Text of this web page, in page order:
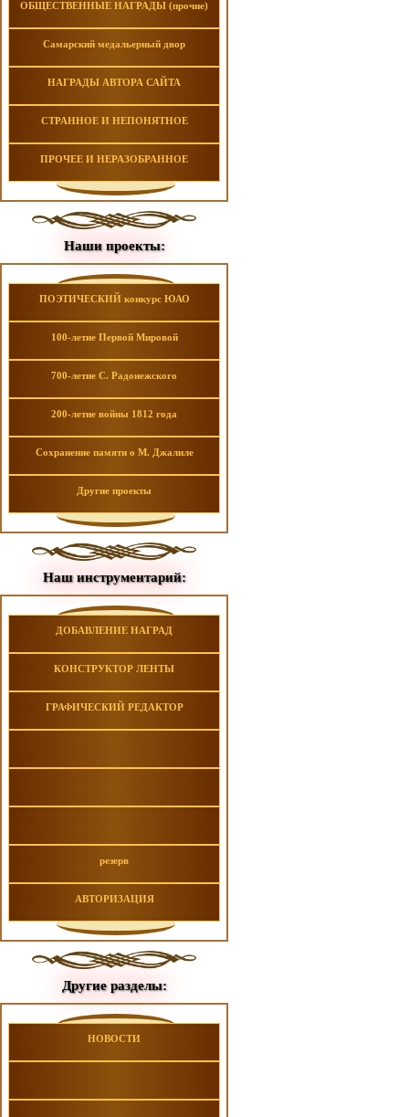
ОБЩЕСТВЕННЫЕ НАГРАДЫ (прочие)
Самарский медальерный двор
НАГРАДЫ АВТОРА САЙТА
СТРАННОЕ И НЕПОНЯТНОЕ
ПРОЧЕЕ И НЕРАЗОБРАННОЕ
Наши проекты:
ПОЭТИЧЕСКИЙ конкурс ЮАО
100-летие Первой Мировой
700-летие С. Радонежского
200-летие войны 1812 года
Сохранение памяти о М. Джалиле
Другие проекты
Наш инструментарий:
ДОБАВЛЕНИЕ НАГРАД
КОНСТРУКТОР ЛЕНТЫ
ГРАФИЧЕСКИЙ РЕДАКТОР
резерв
АВТОРИЗАЦИЯ
Другие разделы:
НОВОСТИ